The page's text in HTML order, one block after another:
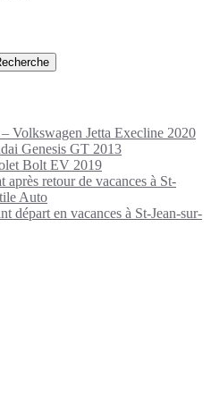
Volkswagen Jetta Execline 2020
Genesis GT 2013
Bolt EV 2019
après retour de vacances à St-
Auto
départ en vacances à St-Jean-sur-